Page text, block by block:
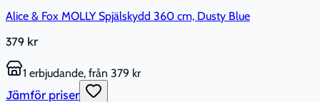
Alice & Fox MOLLY Spjälskydd 360 cm, Dusty Blue
379 kr
1 erbjudande, från 379 kr
Jämför priser